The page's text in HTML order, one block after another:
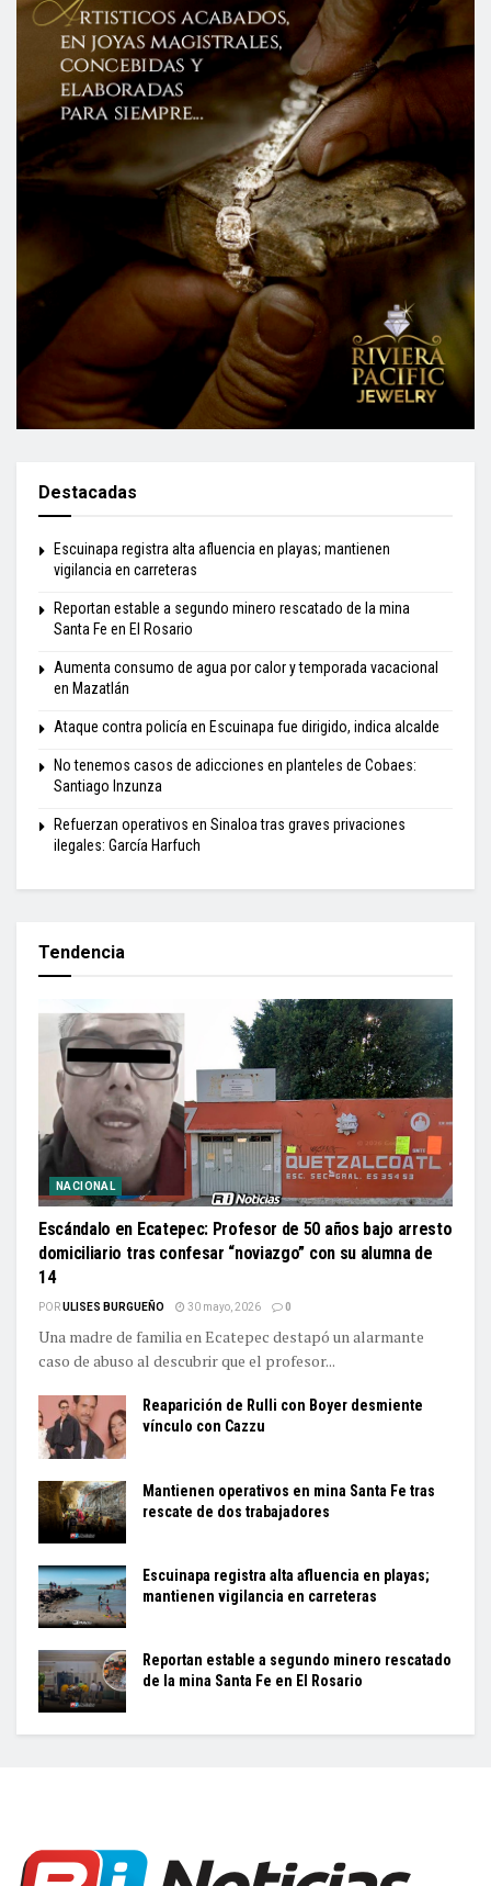
Destacadas
Escuinapa registra alta afluencia en playas; mantienen
vigilancia en carreteras
Reportan estable a segundo minero rescatado de la mina
Santa Fe en El Rosario
Aumenta consumo de agua por calor y temporada vacacional
en Mazatlán
Ataque contra policía en Escuinapa fue dirigido, indica alcalde
No tenemos casos de adicciones en planteles de Cobaes:
Santiago Inzunza
Refuerzan operativos en Sinaloa tras graves privaciones
ilegales: García Harfuch
Tendencia
NACIONAL
Escándalo en Ecatepec: Profesor de 50 años bajo arresto
domiciliario tras confesar “noviazgo” con su alumna de
14
PORULISES BURGUEÑO 30 mayo, 2026 0
Una madre de familia en Ecatepec destapó un alarmante
caso de abuso al descubrir que el profesor...
Reaparición de Rulli con Boyer desmiente
vínculo con Cazzu
Mantienen operativos en mina Santa Fe tras
rescate de dos trabajadores
Escuinapa registra alta afluencia en playas;
mantienen vigilancia en carreteras
Reportan estable a segundo minero rescatado
de la mina Santa Fe en El Rosario